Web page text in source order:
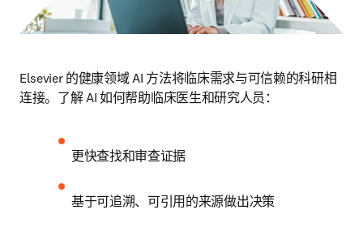
Elsevier 的健康领域 AI 方法将临床需求与可信赖的科研相
连接。了解 AI 如何帮助临床医生和研究人员：
更快查找和审查证据
基于可追溯、可引用的来源做出决策